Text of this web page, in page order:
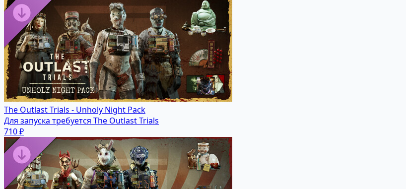
The Outlast Trials - Unholy Night Pack
Для запуска требуется The Outlast Trials
710 ₽